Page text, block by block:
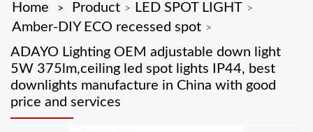
Home > Product > LED SPOT LIGHT >
Amber-DIY ECO recessed spot >
ADAYO Lighting OEM adjustable down light
5W 375lm,ceiling led spot lights IP44, best
downlights manufacture in China with good
price and services